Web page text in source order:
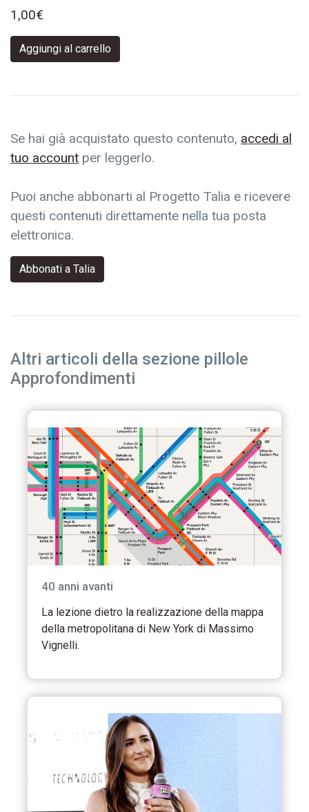
1,00€
Aggiungi al carrello
Se hai già acquistato questo contenuto, accedi al
tuo account per leggerlo.
Puoi anche abbonarti al Progetto Talia e ricevere
questi contenuti direttamente nella tua posta
elettronica.
Abbonati a Talia
Altri articoli della sezione pillole
Approfondimenti
40 anni avanti
La lezione dietro la realizzazione della mappa
della metropolitana di New York di Massimo
Vignelli.